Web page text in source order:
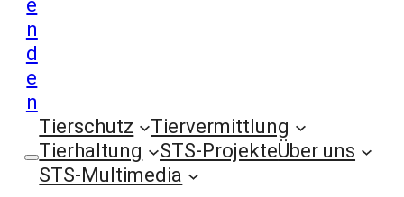
e
n
d
e
n
Tierschutz
Tiervermittlung
Tierhaltung
STS-ProjekteÜber uns
STS-Multimedia